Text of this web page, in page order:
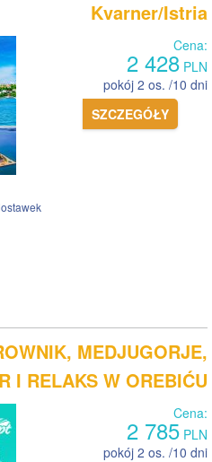
Kvarner/Istria
Cena:
2 428 PLN
pokój 2 os. /10 dni
SZCZEGÓŁY
MEDJUGORJE,
I RELAKS W OREBIĆU
Cena:
2 785 PLN
pokój 2 os. /10 dni